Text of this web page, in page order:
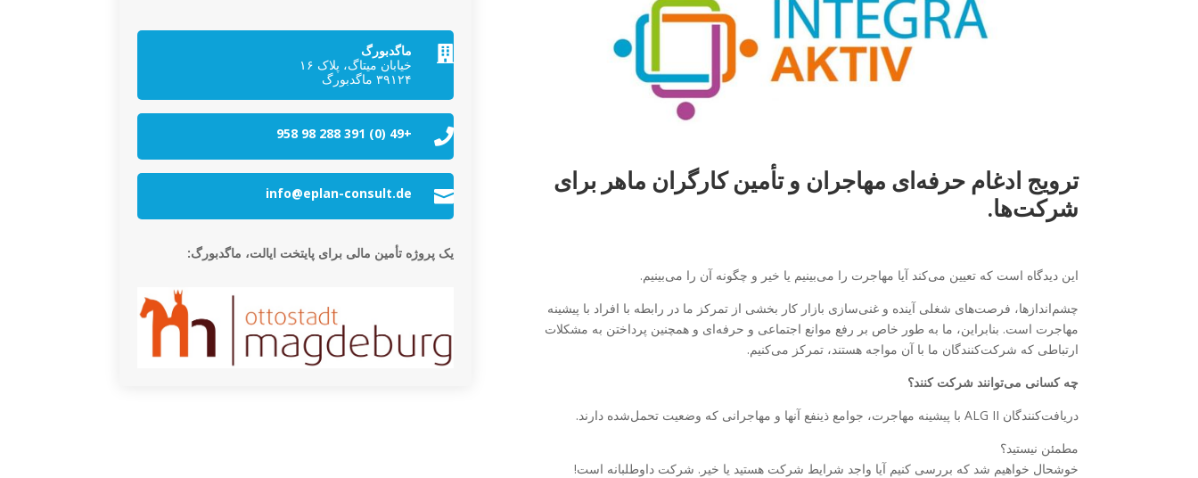

ماگدبورگ
خیابان میتاگ، پلاک ۱۶
۳۹۱۲۴ ماگدبورگ

+49 (0) 391 288 98 958

info@eplan-consult.de
یک پروژه تأمین مالی برای پایتخت ایالت، ماگدبورگ:
ترویج ادغام حرفه‌ای مهاجران و تأمین کارگران ماهر برای
شرکت‌ها.
این دیدگاه است که تعیین می‌کند آیا مهاجرت را می‌بینیم یا خیر و چگونه آن را می‌بینیم.
چشم‌اندازها، فرصت‌های شغلی آینده و غنی‌سازی بازار کار بخشی از تمرکز ما در رابطه با افراد با پیشینه
مهاجرت است. بنابراین، ما به طور خاص بر رفع موانع اجتماعی و حرفه‌ای و همچنین پرداختن به مشکلات
ارتباطی که شرکت‌کنندگان ما با آن مواجه هستند، تمرکز می‌کنیم.
چه کسانی می‌توانند شرکت کنند؟
دریافت‌کنندگان ALG II با پیشینه مهاجرت، جوامع ذینفع آنها و مهاجرانی که وضعیت تحمل‌شده دارند.
مطمئن نیستید؟
خوشحال خواهیم شد که بررسی کنیم آیا واجد شرایط شرکت هستید یا خیر. شرکت داوطلبانه است!